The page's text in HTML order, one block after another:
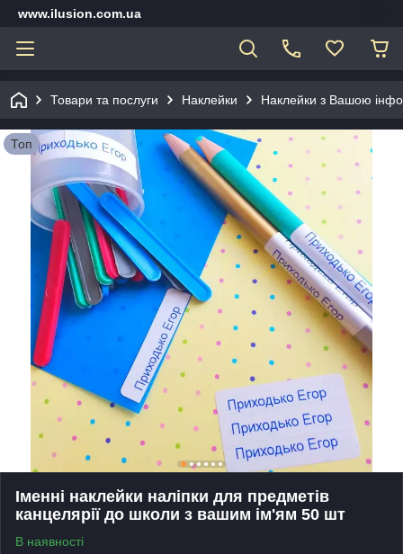
www.ilusion.com.ua
Товари та послуги Наклейки Наклейки з Вашою
Топ
Іменні наклейки наліпки для предметів
канцелярії до школи з вашим ім'ям 50 шт
В наявності